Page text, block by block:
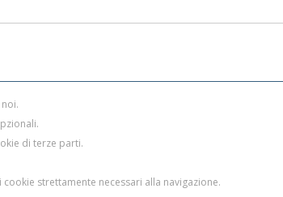
di terze parti.
strettamente necessari alla navigazione.